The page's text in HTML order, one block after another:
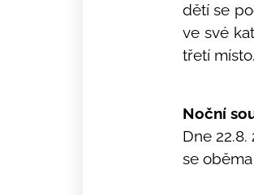
dětí se
ve své
třetí
Noční
Dne
se